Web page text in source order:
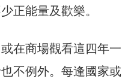
正能量及歡樂。
在商場觀看這四年一
不例外。每逢國家或